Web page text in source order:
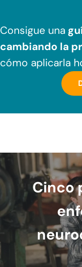
Consigue una
cambiando la
cómo aplicarla
REHABILITACIÓN
Cinco